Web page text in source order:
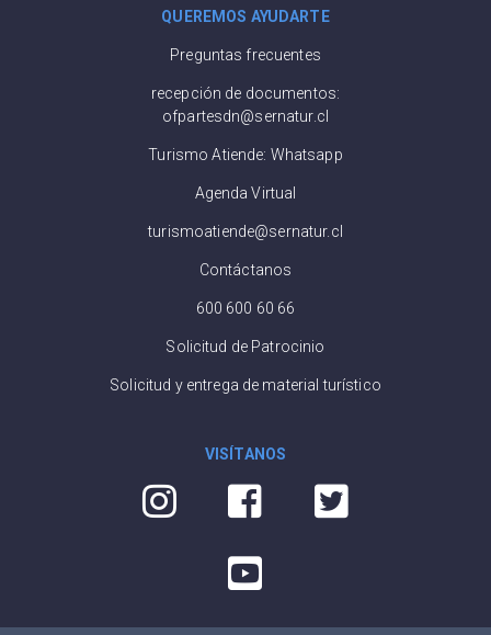
QUEREMOS AYUDARTE
Preguntas frecuentes
recepción de documentos:
ofpartesdn@sernatur.cl
Turismo Atiende: Whatsapp
Agenda Virtual
turismoatiende@sernatur.cl
Contáctanos
600 600 60 66
Solicitud de Patrocinio
Solicitud y entrega de material turístico
VISÍTANOS